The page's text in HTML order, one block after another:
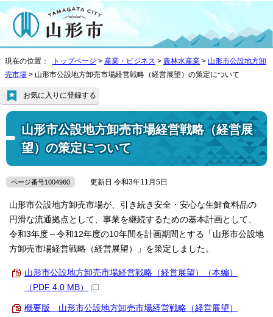
現在の位置： トップページ > 産業・ビジネス > 農林水産業 > 山形市公設地方卸
売市場 > 山形市公設地方卸売市場経営戦略（経営展望）の策定について
山形市公設地方卸売市場経営戦略（経営展
望）の策定について
お気に入りに登録する
ページ番号1004960 更新日 令和3年11月5日
山形市公設地方卸売市場が、引き続き安全・安心な生鮮食料品の
円滑な流通拠点として、事業を継続するための基本計画として、
令和3年度～令和12年度の10年間を計画期間とする「山形市公設地
方卸売市場経営戦略（経営展望）」を策定しました。
山形市公設地方卸売市場経営戦略（経営展望）（本編）
（PDF 4.0 MB）
概要版 山形市公設地方卸売市場経営戦略（経営展望）